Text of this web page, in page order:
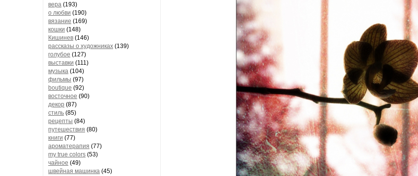
вера (193)
о любви (190)
вязание (169)
кошки (148)
Кишинев (146)
рассказы о художниках (139)
голубое (127)
выставки (111)
музыка (104)
фильмы (97)
boutique (92)
восточное (90)
декор (87)
стиль (85)
рецепты (84)
путешествия (80)
книги (77)
ароматерапия (77)
my true colors (53)
чайное (49)
швейная машинка (45)